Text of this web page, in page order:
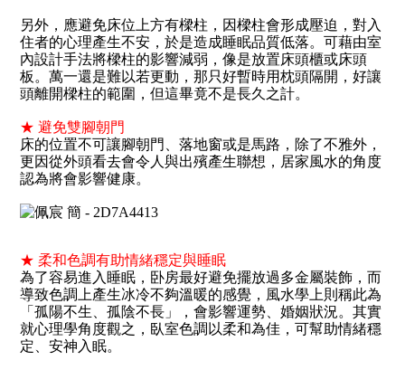
另外，應避免床位上方有樑柱，因樑柱會形成壓迫，對入
住者的心理產生不安，於是造成睡眠品質低落。可藉由室
內設計手法將樑柱的影響減弱，像是放置床頭櫃或床頭
板。萬一還是難以若更動，那只好暫時用枕頭隔開，好讓
頭離開樑柱的範圍，但這畢竟不是長久之計。
★ 避免雙腳朝門
床的位置不可讓腳朝門、落地窗或是馬路，除了不雅外，
更因從外頭看去會令人與出殯產生聯想，居家風水的角度
認為將會影響健康。
★柔和色調有助情緒穩定與睡眠
為了容易進入睡眠，卧房最好避免擺放過多金屬裝飾，而
導致色調上產生冰冷不夠溫暖的感覺，風水學上則稱此為
「孤陽不生、孤陰不長」，會影響運勢、婚姻狀況。其實
就心理學角度觀之，臥室色調以柔和為佳，可幫助情緒穩
定、安神入眠。